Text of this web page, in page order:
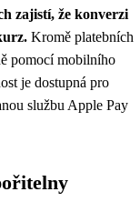
zajistí, že konverzi
Kromě platebních
pomocí mobilního
je dostupná pro
službu Apple Pay